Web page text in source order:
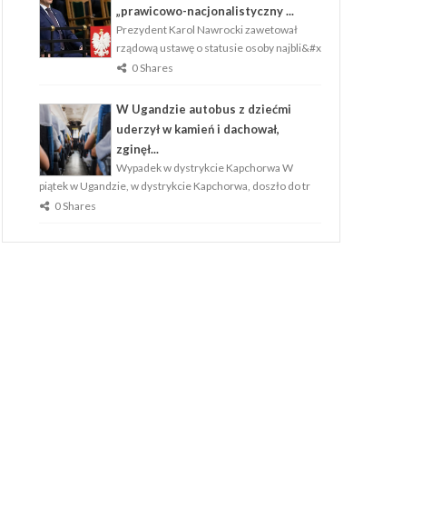
„prawicowo-nacjonalistyczny ...
Prezydent Karol Nawrocki zawetował
rządową ustawę o statusie osoby najbli&#x
0 Shares
W Ugandzie autobus z dziećmi
uderzył w kamień i dachował,
zginęł...
Wypadek w dystrykcie Kapchorwa W
piątek w Ugandzie, w dystrykcie Kapchorwa, doszło do tr
0 Shares